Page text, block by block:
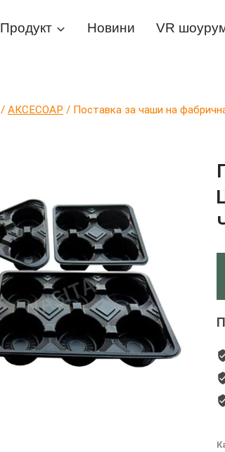
Продукт Новини VR
/ АКСЕСОАР / Поставка за чаши на